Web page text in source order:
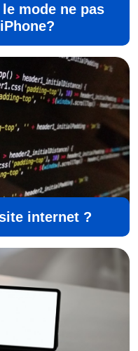
mode ne pas
internet ?